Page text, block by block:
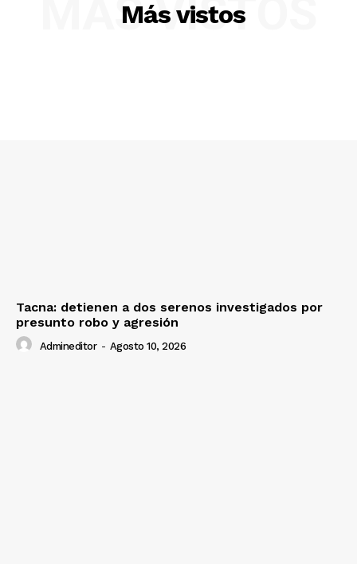
Más vistos
MÁS VISTOS
Tacna: detienen a dos serenos investigados por
presunto robo y agresión
Admineditor - Agosto 10, 2026